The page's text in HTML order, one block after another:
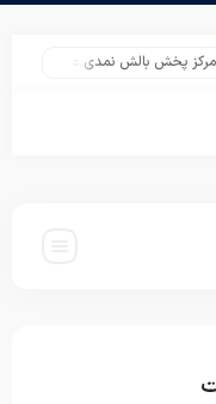
بالش نمدی عاشقانه